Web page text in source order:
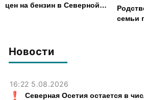
Новости
16:22 5.08.2026
Северная Осетия остается в
цен на бензин в Северной
семьи